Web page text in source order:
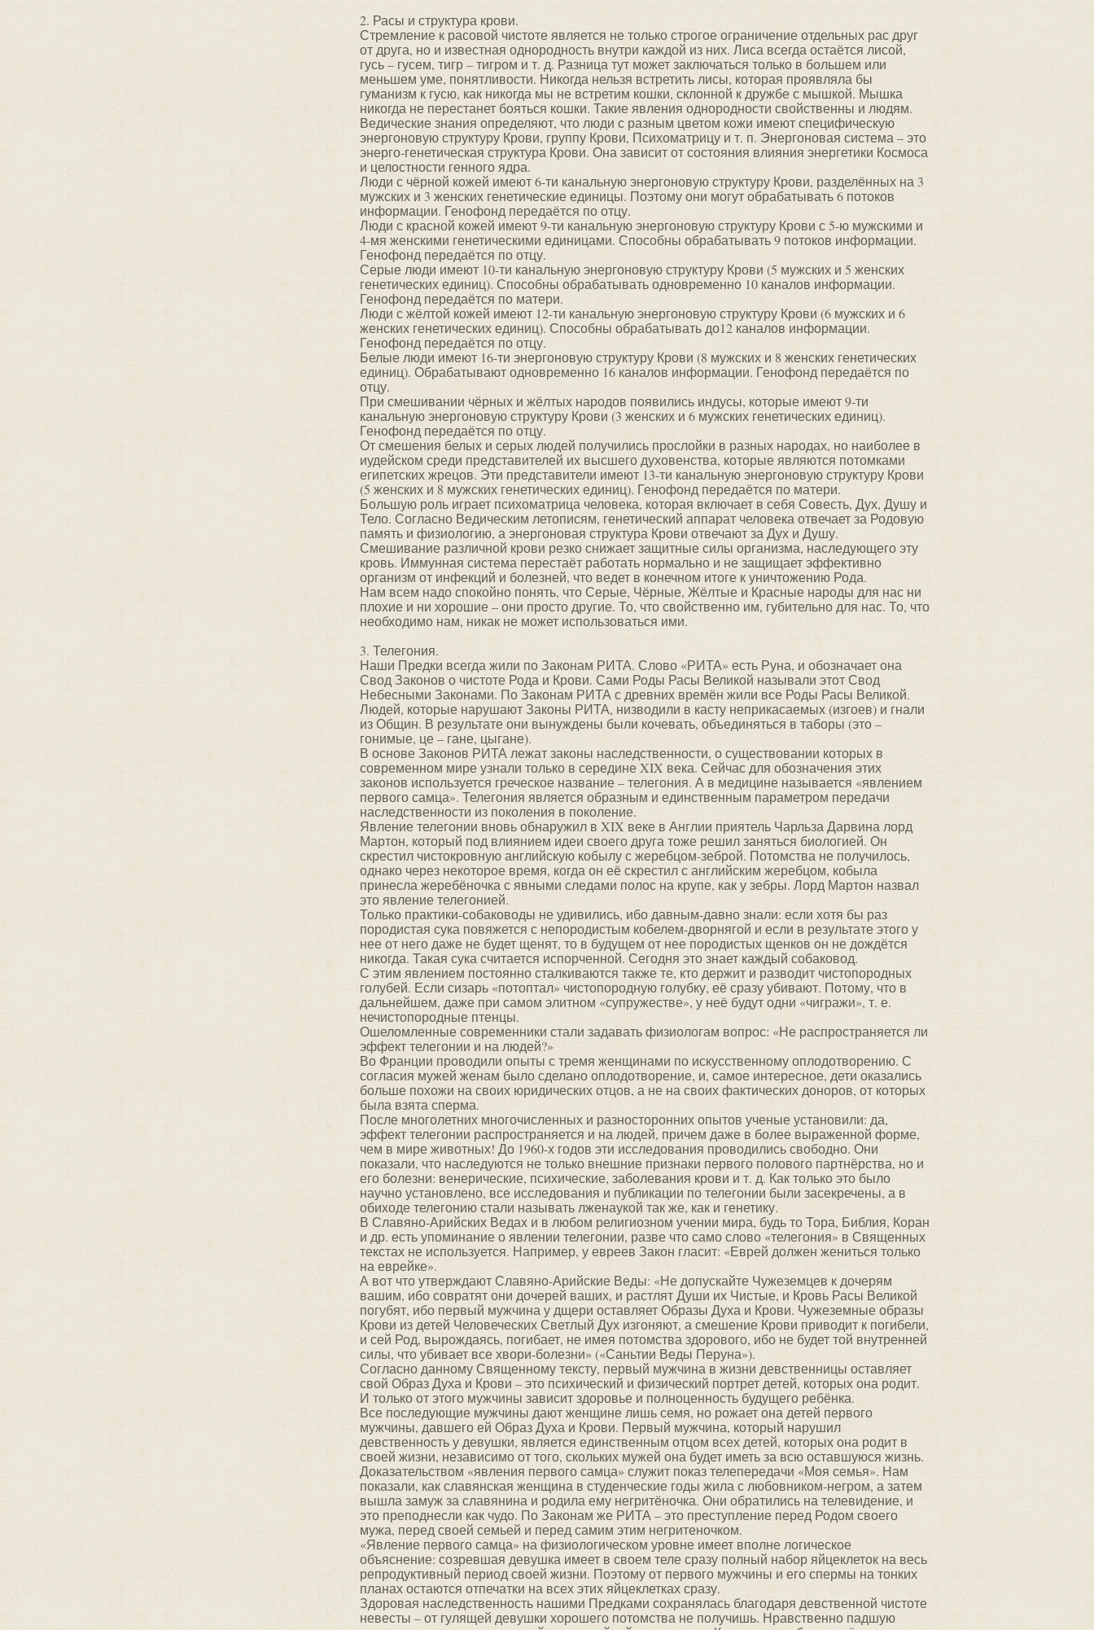
2. Расы и структура крови.
Стремление к расовой чистоте является не только строгое ограничение отдельных рас друг
от друга, но и известная однородность внутри каждой из них. Лиса всегда остаётся лисой,
гусь – гусем, тигр – тигром и т. д. Разница тут может заключаться только в большем или
меньшем уме, понятливости. Никогда нельзя встретить лисы, которая проявляла бы
гуманизм к гусю, как никогда мы не встретим кошки, склонной к дружбе с мышкой. Мышка
никогда не перестанет бояться кошки. Такие явления однородности свойственны и людям.
Ведические знания определяют, что люди с разным цветом кожи имеют специфическую
энергоновую структуру Крови, группу Крови, Психоматрицу и т. п. Энергоновая система – это
энерго-генетическая структура Крови. Она зависит от состояния влияния энергетики Космоса
и целостности генного ядра.
Люди с чёрной кожей имеют 6-ти канальную энергоновую структуру Крови, разделённых на 3
мужских и 3 женских генетические единицы. Поэтому они могут обрабатывать 6 потоков
информации. Генофонд передаётся по отцу.
Люди с красной кожей имеют 9-ти канальную энергоновую структуру Крови с 5-ю мужскими и
4-мя женскими генетическими единицами. Способны обрабатывать 9 потоков информации.
Генофонд передаётся по отцу.
Серые люди имеют 10-ти канальную энергоновую структуру Крови (5 мужских и 5 женских
генетических единиц). Способны обрабатывать одновременно 10 каналов информации.
Генофонд передаётся по матери.
Люди с жёлтой кожей имеют 12-ти канальную энергоновую структуру Крови (6 мужских и 6
женских генетических единиц). Способны обрабатывать до12 каналов информации.
Генофонд передаётся по отцу.
Белые люди имеют 16-ти энергоновую структуру Крови (8 мужских и 8 женских генетических
единиц). Обрабатывают одновременно 16 каналов информации. Генофонд передаётся по
отцу.
При смешивании чёрных и жёлтых народов появились индусы, которые имеют 9-ти
канальную энергоновую структуру Крови (3 женских и 6 мужских генетических единиц).
Генофонд передаётся по отцу.
От смешения белых и серых людей получились прослойки в разных народах, но наиболее в
иудейском среди представителей их высшего духовенства, которые являются потомками
египетских жрецов. Эти представители имеют 13-ти канальную энергоновую структуру Крови
(5 женских и 8 мужских генетических единиц). Генофонд передаётся по матери.
Большую роль играет психоматрица человека, которая включает в себя Совесть, Дух, Душу и
Тело. Согласно Ведическим летописям, генетический аппарат человека отвечает за Родовую
память и физиологию, а энергоновая структура Крови отвечают за Дух и Душу.
Смешивание различной крови резко снижает защитные силы организма, наследующего эту
кровь. Иммунная система перестаёт работать нормально и не защищает эффективно
организм от инфекций и болезней, что ведет в конечном итоге к уничтожению Рода.
Нам всем надо спокойно понять, что Серые, Чёрные, Жёлтые и Красные народы для нас ни
плохие и ни хорошие – они просто другие. То, что свойственно им, губительно для нас. То, что
необходимо нам, никак не может использоваться ими.
3. Телегония.
Наши Предки всегда жили по Законам РИТА. Слово «РИТА» есть Руна, и обозначает она
Свод Законов о чистоте Рода и Крови. Сами Роды Расы Великой называли этот Свод
Небесными Законами. По Законам РИТА с древних времён жили все Роды Расы Великой.
Людей, которые нарушают Законы РИТА, низводили в касту неприкасаемых (изгоев) и гнали
из Общин. В результате они вынуждены были кочевать, объединяться в таборы (это –
гонимые, це – гане, цыгане).
В основе Законов РИТА лежат законы наследственности, о существовании которых в
современном мире узнали только в середине XIX века. Сейчас для обозначения этих
законов используется греческое название – телегония. А в медицине называется «явлением
первого самца». Телегония является образным и единственным параметром передачи
наследственности из поколения в поколение.
Явление телегонии вновь обнаружил в XIX веке в Англии приятель Чарльза Дарвина лорд
Мартон, который под влиянием идеи своего друга тоже решил заняться биологией. Он
скрестил чистокровную английскую кобылу с жеребцом-зеброй. Потомства не получилось,
однако через некоторое время, когда он её скрестил с английским жеребцом, кобыла
принесла жеребёночка с явными следами полос на крупе, как у зебры. Лорд Мартон назвал
это явление телегонией.
Только практики-собаководы не удивились, ибо давным-давно знали: если хотя бы раз
породистая сука повяжется с непородистым кобелем-дворнягой и если в результате этого у
нее от него даже не будет щенят, то в будущем от нее породистых щенков он не дождётся
никогда. Такая сука считается испорченной. Сегодня это знает каждый собаковод.
С этим явлением постоянно сталкиваются также те, кто держит и разводит чистопородных
голубей. Если сизарь «потоптал» чистопородную голубку, её сразу убивают. Потому, что в
дальнейшем, даже при самом элитном «супружестве», у неё будут одни «чигражи», т. е.
нечистопородные птенцы.
Ошеломленные современники стали задавать физиологам вопрос: «Не распространяется ли
эффект телегонии и на людей?»
Во Франции проводили опыты с тремя женщинами по искусственному оплодотворению. С
согласия мужей женам было сделано оплодотворение, и, самое интересное, дети оказались
больше похожи на своих юридических отцов, а не на своих фактических доноров, от которых
была взята сперма.
После многолетних многочисленных и разносторонних опытов ученые установили: да,
эффект телегонии распространяется и на людей, причем даже в более выраженной форме,
чем в мире животных! До 1960-х годов эти исследования проводились свободно. Они
показали, что наследуются не только внешние признаки первого полового партнёрства, но и
его болезни: венерические, психические, заболевания крови и т. д. Как только это было
научно установлено, все исследования и публикации по телегонии были засекречены, а в
обиходе телегонию стали называть лженаукой так же, как и генетику.
В Славяно-Арийских Ведах и в любом религиозном учении мира, будь то Тора, Библия, Коран
и др. есть упоминание о явлении телегонии, разве что само слово «телегония» в Священных
текстах не используется. Например, у евреев Закон гласит: «Еврей должен жениться только
на еврейке».
А вот что утверждают Славяно-Арийские Веды: «Не допускайте Чужеземцев к дочерям
вашим, ибо совратят они дочерей ваших, и растлят Души их Чистые, и Кровь Расы Великой
погубят, ибо первый мужчина у дщери оставляет Образы Духа и Крови. Чужеземные образы
Крови из детей Человеческих Светлый Дух изгоняют, а смешение Крови приводит к погибели,
и сей Род, вырождаясь, погибает, не имея потомства здорового, ибо не будет той внутренней
силы, что убивает все хвори-болезни» («Саньтии Веды Перуна»).
Согласно данному Священному тексту, первый мужчина в жизни девственницы оставляет
свой Образ Духа и Крови – это психический и физический портрет детей, которых она родит.
И только от этого мужчины зависит здоровье и полноценность будущего ребёнка.
Все последующие мужчины дают женщине лишь семя, но рожает она детей первого
мужчины, давшего ей Образ Духа и Крови. Первый мужчина, который нарушил
девственность у девушки, является единственным отцом всех детей, которых она родит в
своей жизни, независимо от того, скольких мужей она будет иметь за всю оставшуюся жизнь.
Доказательством «явления первого самца» служит показ телепередачи «Моя семья». Нам
показали, как славянская женщина в студенческие годы жила с любовником-негром, а затем
вышла замуж за славянина и родила ему негритёночка. Они обратились на телевидение, и
это преподнесли как чудо. По Законам же РИТА – это преступление перед Родом своего
мужа, перед своей семьей и перед самим этим негритеночком.
«Явление первого самца» на физиологическом уровне имеет вполне логическое
объяснение: созревшая девушка имеет в своем теле сразу полный набор яйцеклеток на весь
репродуктивный период своей жизни. Поэтому от первого мужчины и его спермы на тонких
планах остаются отпечатки на всех этих яйцеклетках сразу.
Здоровая наследственность нашими Предками сохранялась благодаря девственной чистоте
невесты – от гулящей девушки хорошего потомства не получишь. Нравственно падшую